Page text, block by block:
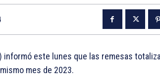
informó este lunes que las remesas
mes de 2023.